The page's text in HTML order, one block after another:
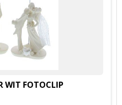
WIT FOTOCLIP